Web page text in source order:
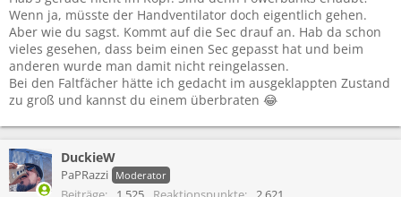
Wenn ja, müsste der Handventilator doch eigentlich gehen.
Aber wie du sagst. Kommt auf die Sec drauf an. Hab da schon
vieles gesehen, dass beim einen Sec gepasst hat und beim
anderen wurde man damit nicht reingelassen.
Bei den Faltfächer hätte ich gedacht im ausgeklappten Zustand
zu groß und kannst du einem überbraten 😂
DuckieW
PaPRazzi Moderator